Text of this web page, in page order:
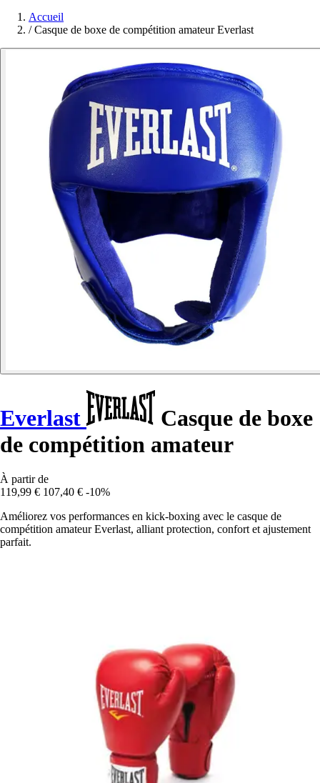
Accueil
/ Casque de boxe de compétition amateur Everlast
Everlast
Casque de boxe
de compétition amateur
À partir de
119,99 € 107,40 € -10%
Améliorez vos performances en kick-boxing avec le casque de
compétition amateur Everlast, alliant protection, confort et ajustement
parfait.